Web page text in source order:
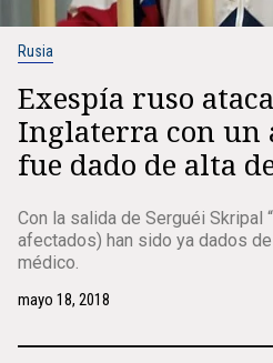
Rusia
Exespía ruso
Inglaterra con un
fue dado de alta
Con la salida de Serguéi Skripal
afectados) han sido ya dados
médico.
mayo 18, 2018